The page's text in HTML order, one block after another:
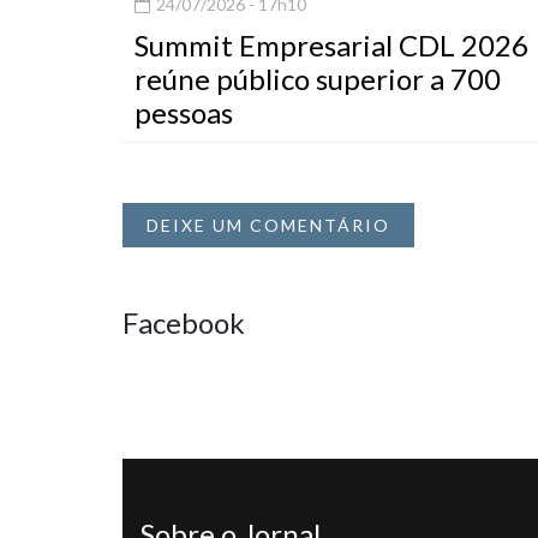
24/07/2026 - 17h10
Summit Empresarial CDL 2026
reúne público superior a 700
pessoas
DEIXE UM COMENTÁRIO
Facebook